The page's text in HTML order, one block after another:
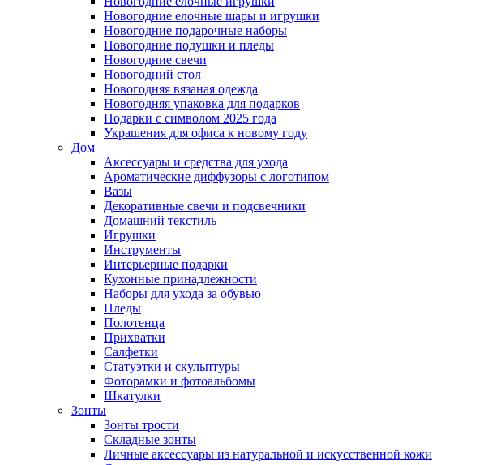
Новогодние елочные шары и игрушки
Новогодние подарочные наборы
Новогодние подушки и пледы
Новогодние свечи
Новогодний стол
Новогодняя вязаная одежда
Новогодняя упаковка для подарков
Подарки с символом 2025 года
Украшения для офиса к новому году
Дом
Аксессуары и средства для ухода
Ароматические диффузоры с логотипом
Вазы
Декоративные свечи и подсвечники
Домашний текстиль
Игрушки
Инструменты
Интерьерные подарки
Кухонные принадлежности
Наборы для ухода за обувью
Пледы
Полотенца
Прихватки
Салфетки
Статуэтки и скульптуры
Фоторамки и фотоальбомы
Шкатулки
Зонты
Зонты трости
Складные зонты
Личные аксессуары из натуральной и искусственной кожи